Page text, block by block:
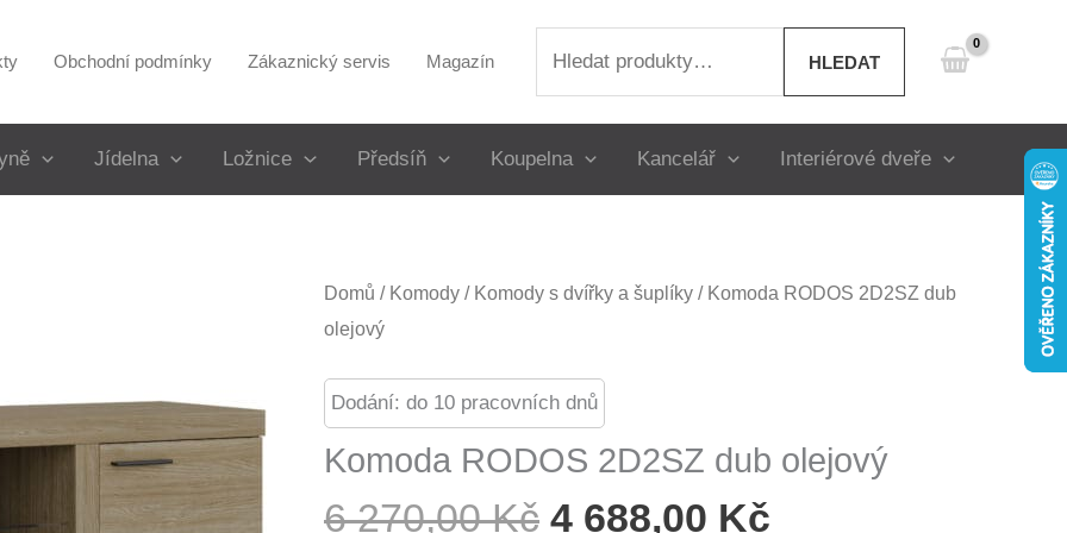
Obchodní podmínky Zákaznický servis Magazín HLEDAT
Jídelna Ložnice Předsíň Koupelna Kancelář Interiérové dveře
Domů / Komody / Komody s dvířky a šuplíky / Komoda RODOS 2D2SZ dub
olejový
Dodání: do 10 pracovních dnů
Komoda RODOS 2D2SZ dub olejový
6 270,00Kč Původní
4 688,00 Kč